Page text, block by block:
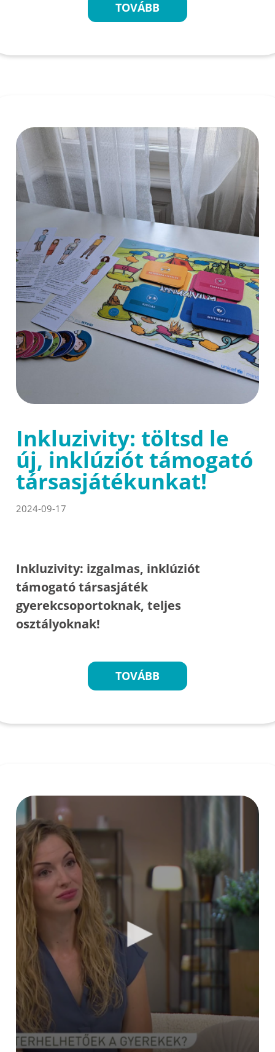
TOVÁBB
Inkluzivity: töltsd le
új, inklúziót támogató
társasjátékunkat!
2024-09-17
Inkluzivity: izgalmas, inklúziót
támogató társasjáték
gyerekcsoportoknak, teljes
osztályoknak!
TOVÁBB